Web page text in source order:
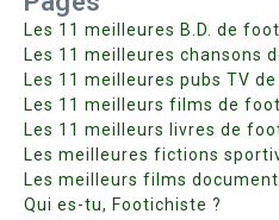
Les 11 meilleures B.D. de foot
Les 11 meilleures chansons
Les 11 meilleures pubs TV
Les 11 meilleurs films de foot
Les 11 meilleurs livres de
Les meilleures fictions
Les meilleurs films
Qui es-tu, Footichiste ?